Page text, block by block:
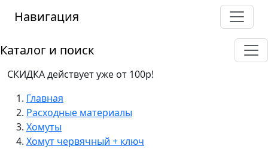
Навигация
Каталог и поиск
СКИДКА действует уже от 100р!
Главная
Расходные материалы
Хомуты
Хомут червячный + ключ